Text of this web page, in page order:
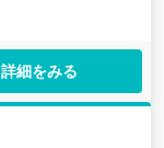
詳細をみる